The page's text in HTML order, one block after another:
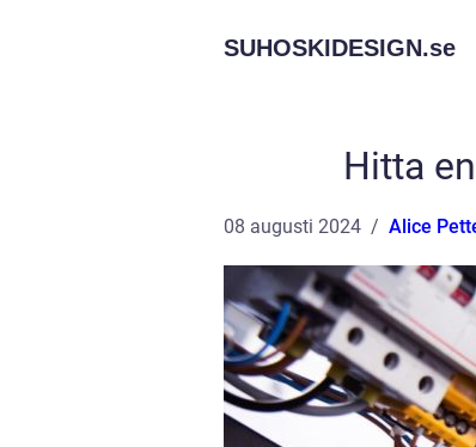
SUHOSKIDESIGN.se
Hitta
08 augusti 2024 Alice